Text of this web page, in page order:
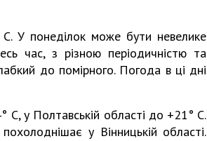
У понеділок може бути невелике
час, з різною періодичністю та
до помірного. Погода в ці дні
С, у Полтавській області до +21° С.
у Вінницькій області.